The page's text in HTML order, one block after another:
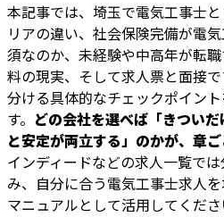
本記事では、埼玉で電気工事士
リアの違い、社会保険完備が電
須なのか、未経験や中高年が転
料の現実、そして求人票と面接
分ける具体的なチェックポイン
す。 どの会社を選べば「きつい
と安定が両立する」のかが、章
インディードなどの求人一覧で
み、自分に合う電気工事士求人
マニュアルとして活用してくださ